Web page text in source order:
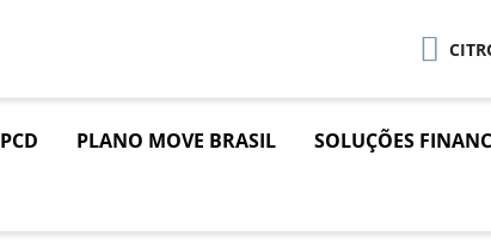
PCD PLANO MOVE BRASIL SOLUÇÕES